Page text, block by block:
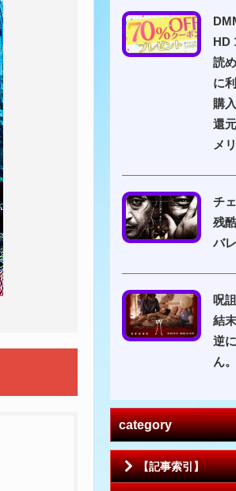
HD
読
に
購
還
メ
チ
残
バ
呪
結
逆
ん。
category
【記事索引】